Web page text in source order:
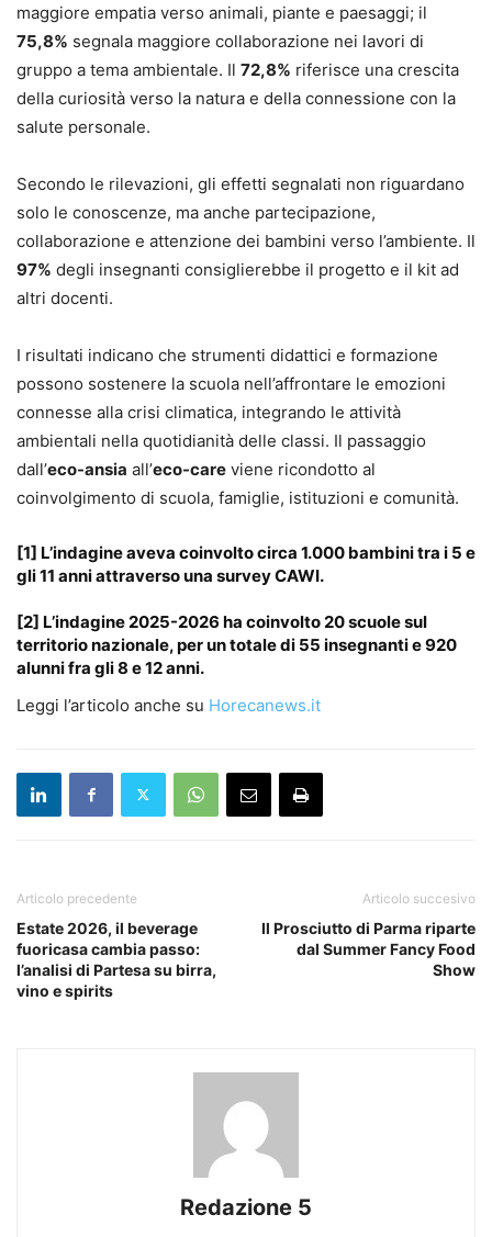
maggiore empatia verso animali, piante e paesaggi; il
75,8% segnala maggiore collaborazione nei lavori di
gruppo a tema ambientale. Il 72,8% riferisce una crescita
della curiosità verso la natura e della connessione con la
salute personale.
Secondo le rilevazioni, gli effetti segnalati non riguardano
solo le conoscenze, ma anche partecipazione,
collaborazione e attenzione dei bambini verso l’ambiente. Il
97% degli insegnanti consiglierebbe il progetto e il kit ad
altri docenti.
I risultati indicano che strumenti didattici e formazione
possono sostenere la scuola nell’affrontare le emozioni
connesse alla crisi climatica, integrando le attività
ambientali nella quotidianità delle classi. Il passaggio
dall’eco-ansia all’eco-care viene ricondotto al
coinvolgimento di scuola, famiglie, istituzioni e comunità.
[1] L’indagine aveva coinvolto circa 1.000 bambini tra i 5 e
gli 11 anniattraverso una surveyCAWI.
[2] L’indagine 2025-2026 ha coinvolto20 scuolesul
territorio nazionale, per un totale di 55 insegnantie920
alunni fra gli 8 e 12 anni.
Leggi l’articolo anche su Horecanews.it
Articolo precedente
Estate 2026, il beverage
fuoricasa cambia passo:
l’analisi di Partesa su birra,
vino e spirits
Articolo succesivo
Il Prosciutto di Parma riparte
dal Summer Fancy Food
Show
Redazione 5